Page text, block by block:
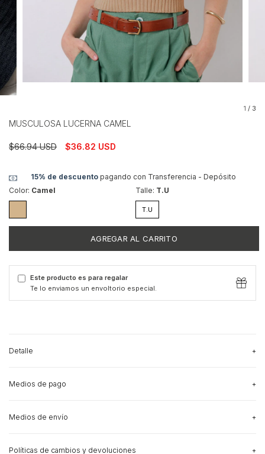
1 / 3
MUSCULOSA LUCERNA CAMEL
$66.94 USD $36.82 USD
15% de descuentopagando con Transferencia - Depósito
Color: Camel Talle: T.U
T.U
Este producto es para regalar
Te lo enviamos un envoltorio especial.
Detalle
MEDIDAS DE LA PRENDA:
Medios de pago
15% de descuento
Medios de envío
Políticas de cambios y devoluciones